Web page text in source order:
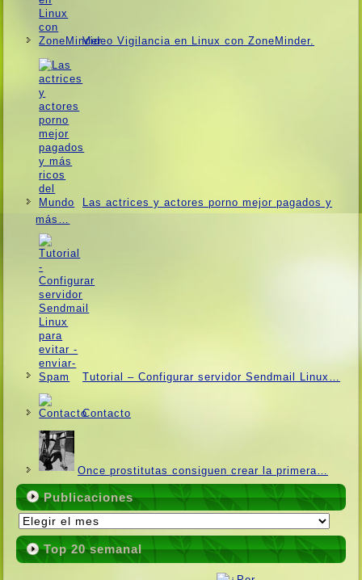
Video Vigilancia en Linux con ZoneMinder.
Las actrices y actores porno mejor pagados y
más…
Tutorial – Configurar servidor Sendmail Linux…
Contacto
Once prostitutas consiguen crear la primera…
Publicaciones
Publicaciones
Top 20 semanal